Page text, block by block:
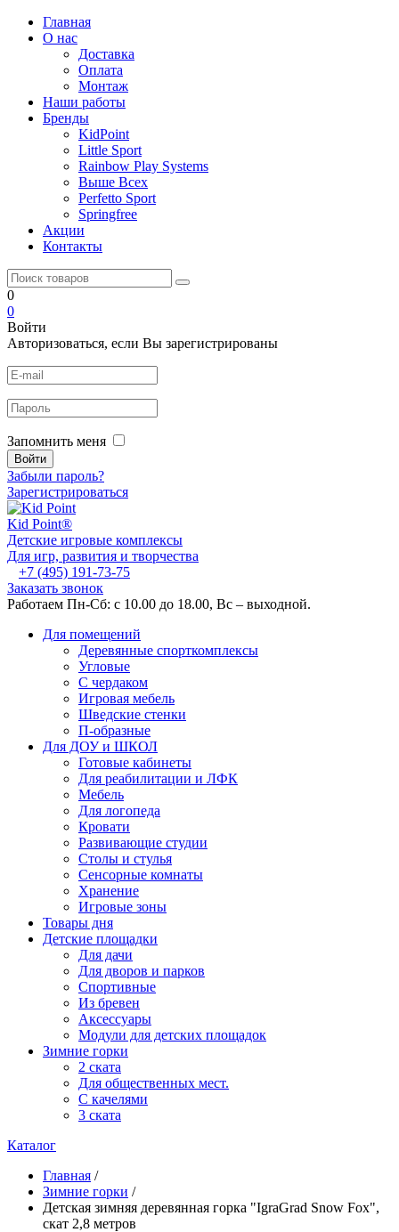
Главная
О нас
Доставка
Оплата
Монтаж
Наши работы
Бренды
KidPoint
Little Sport
Rainbow Play Systems
Выше Всех
Perfetto Sport
Springfree
Акции
Контакты
0
0
Войти
Авторизоваться, если Вы зарегистрированы
Запомнить меня
Забыли пароль?
Зарегистрироваться
Kid Point®
Детские игровые комплексы
Для игр, развития и творчества
+7 (495) 191-73-75
Заказать звонок
Работаем Пн-Сб: с 10.00 до 18.00, Вс – выходной.
Для помещений
Деревянные спорткомплексы
Угловые
С чердаком
Игровая мебель
Шведские стенки
П-образные
Для ДОУ и ШКОЛ
Готовые кабинеты
Для реабилитации и ЛФК
Мебель
Для логопеда
Кровати
Развивающие студии
Столы и стулья
Сенсорные комнаты
Хранение
Игровые зоны
Товары дня
Детские площадки
Для дачи
Для дворов и парков
Спортивные
Из бревен
Аксессуары
Модули для детских площадок
Зимние горки
2 ската
Для общественных мест.
С качелями
3 ската
Каталог
Главная /
Зимние горки /
Детская зимняя деревянная горка "IgraGrad Snow Fox",
скат 2,8 метров